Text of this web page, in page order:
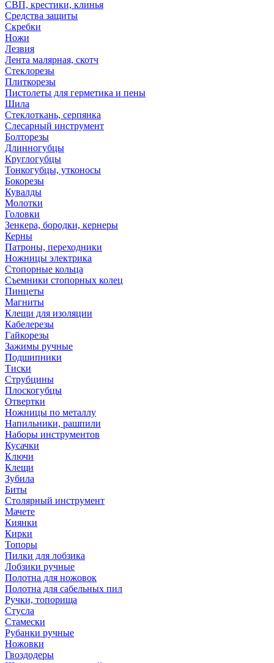
СВП, крестики, клинья
Средства защиты
Скребки
Ножи
Лезвия
Лента малярная, скотч
Стеклорезы
Плиткорезы
Пистолеты для герметика и пены
Шила
Стеклоткань, серпянка
Слесарный инструмент
Болторезы
Длинногубцы
Круглогубцы
Тонкогубцы, утконосы
Бокорезы
Кувалды
Молотки
Головки
Зенкера, бородки, кернеры
Керны
Патроны, переходники
Ножницы электрика
Стопорные кольца
Съемники стопорных колец
Пинцеты
Магниты
Клещи для изоляции
Кабелерезы
Гайкорезы
Зажимы ручные
Подшипники
Тиски
Струбцины
Плоскогубцы
Отвертки
Ножницы по металлу
Напильники, рашпили
Наборы инструментов
Кусачки
Ключи
Клещи
Зубила
Биты
Столярный инструмент
Мачете
Киянки
Кирки
Топоры
Пилки для лобзика
Лобзики ручные
Полотна для ножовок
Полотна для сабельных пил
Ручки, топорища
Стусла
Стамески
Рубанки ручные
Ножовки
Гвоздодеры